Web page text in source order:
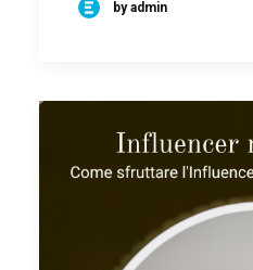
by admin